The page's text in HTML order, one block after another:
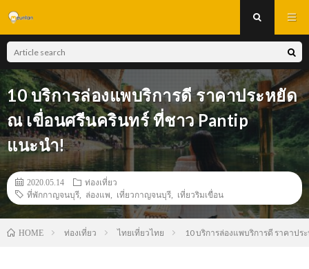
10 บริการล่องแพบริการดี ราคาประหยัด
ณ เขื่อนศรีนครินทร์ ที่ชาว Pantip
แนะนำ!
2020.05.14
ท่องเที่ยว
ที่พักกาญจนบุรี
ล่องแพ เที่ยวกาญจนบุรี เที่ยวริมเขื่อน
HOME ท่องเที่ยว ไทยเที่ยวไทย 10 บริการล่องแพบริการดี ราคาป